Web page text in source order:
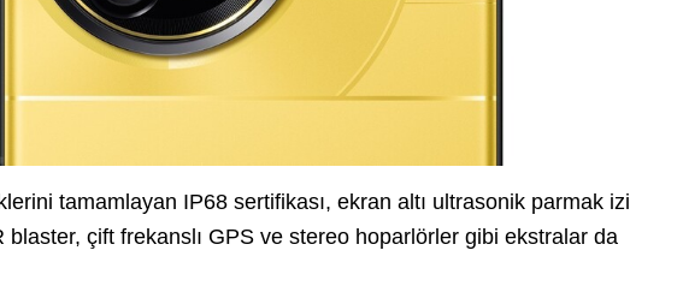
tamamlayan IP68 sertifikası, ekran altı ultrasonik parmak izi
blaster, çift frekanslı GPS ve stereo hoparlörler gibi ekstralar da